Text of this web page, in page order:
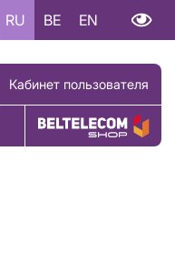
RU BE EN
Кабинет пользователя
Купить товар